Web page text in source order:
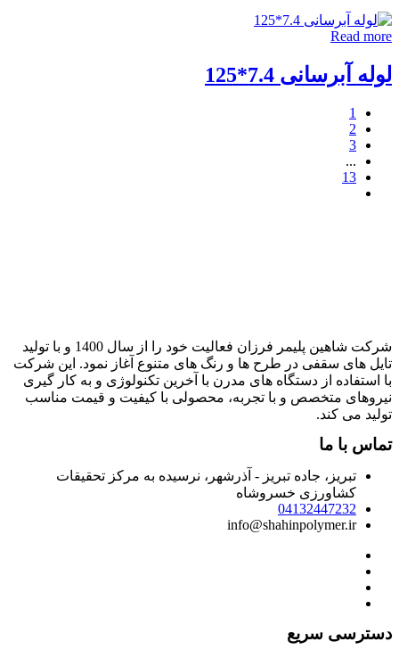
Read more
لوله آبرسانی 7.4*125
...
13
شرکت شاهین پلیمر فرزان فعالیت خود را از سال 1400 و با تولید
تایل های سقفی در طرح ها و رنگ های متنوع آغاز نمود. این شرکت
با استفاده از دستگاه های مدرن با آخرین تکنولوژی و به کار گیری
نیروهای متخصص و با تجربه، محصولی با کیفیت و قیمت مناسب
تولید می کند.
تماس با ما
تبریز، جاده تبریز - آذرشهر، نرسیده به مرکز تحقیقات
کشاورزی خسروشاه
04132447232
info@shahinpolymer.ir
دسترسی سریع